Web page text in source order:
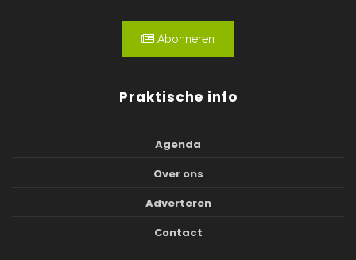
Abonneren
Praktische info
Agenda
Over ons
Adverteren
Contact